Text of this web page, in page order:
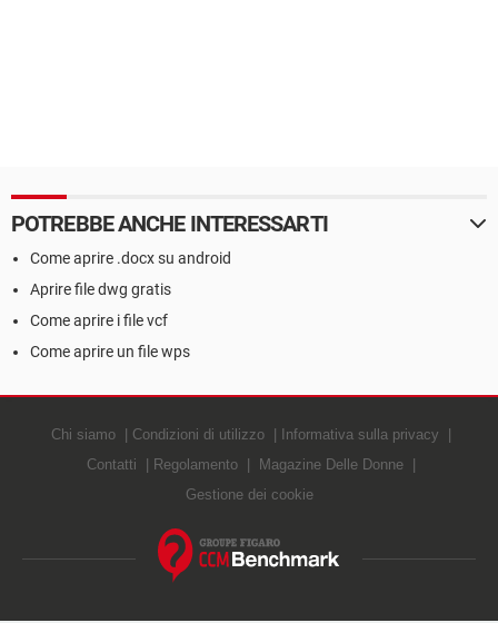
POTREBBE ANCHE INTERESSARTI
Come aprire .docx su android
Aprire file dwg gratis
Come aprire i file vcf
Come aprire un file wps
Chi siamo Condizioni di utilizzo
Informativa sulla privacy
Contatti
Regolamento
Magazine Delle Donne
Gestione dei cookie